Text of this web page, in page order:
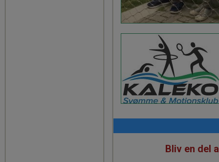
Bliv en del